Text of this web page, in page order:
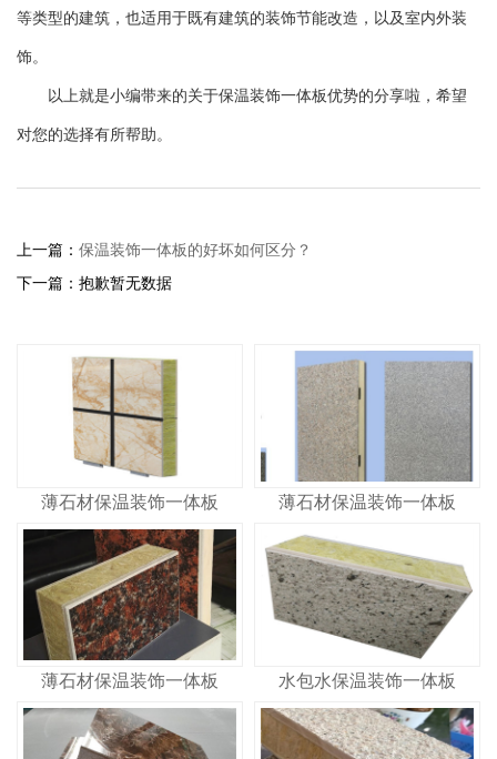
等类型的建筑，也适用于既有建筑的装饰节能改造，以及室内外装
饰。
以上就是小编带来的关于保温装饰一体板优势的分享啦，希望
对您的选择有所帮助。
上一篇： 保温装饰一体板的好坏如何区分？
下一篇：抱歉暂无数据
薄石材保温装饰一体板 薄石材保温装饰一体板
薄石材保温装饰一体板 水包水保温装饰一体板